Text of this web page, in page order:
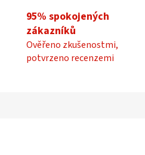
95% spokojených
zákazníků
Ověřeno zkušenostmi,
potvrzeno recenzemi